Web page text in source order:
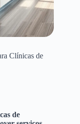
Clínicas de
de